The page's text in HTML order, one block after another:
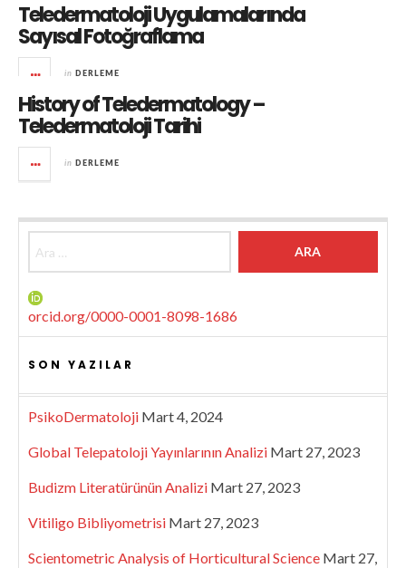
Teledermatoloji Uygulamalarında
Sayısal Fotoğraflama
in DERLEME
History of Teledermatology –
Teledermatoloji Tarihi
in DERLEME
orcid.org/0000-0001-8098-1686
SON YAZILAR
PsikoDermatoloji Mart 4, 2024
Global Telepatoloji Yayınlarının Analizi Mart 27, 2023
Budizm Literatürünün Analizi Mart 27, 2023
Vitiligo Bibliyometrisi Mart 27, 2023
Scientometric Analysis of Horticultural Science Mart 27,